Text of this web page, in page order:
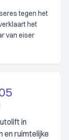
tegen het
het
van eiser
in
en ruimtelijke